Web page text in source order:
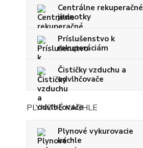
Centrálne rekuperačné
jednotky
Príslušenstvo k
rekuperáciám
Čističky vzduchu a
odvlhčovače
PLYNOVÉ KACHLE
Plynové vykurovacie
kachle